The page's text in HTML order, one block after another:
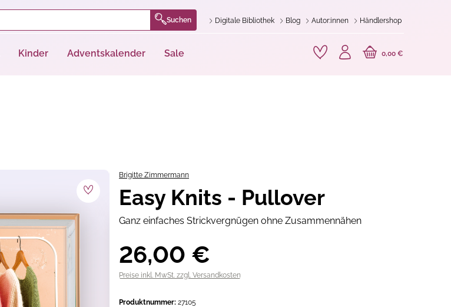
Suchen Digitale Bibliothek Blog Autor:innen Händlershop
Kinder Adventskalender Sale 0,00 €
Brigitte Zimmermann
Easy Knits - Pullover
Ganz einfaches Strickvergnügen ohne Zusammennähen
26,00 €
Preise inkl. MwSt. zzgl. Versandkosten
Produktnummer: 27105